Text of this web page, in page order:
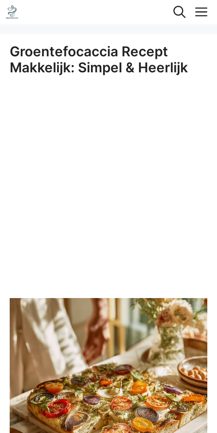
Ga
naar
inhoud
Groentefocaccia Recept
Makkelijk: Simpel & Heerlijk